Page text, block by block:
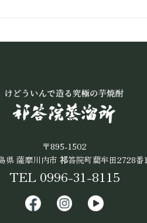
〒895-1502
県 薩摩川内市 祁答院町藺牟田2728番1
TEL 0996-31-8115